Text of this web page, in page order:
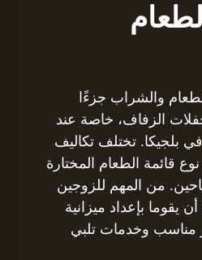
والشراب جزءًا
الزفاف، خاصة عند
بلجيكا. تختلف تكاليف
قائمة الطعام المختارة
من المهم للزوجين
يقوما بإعداد ميزانية
مناسب وخدمات تلبي